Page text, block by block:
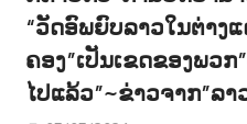
“ວັດອົພຍົບລາວໃນຕ່າງ
ຄອງ”ເປັນເຂດຂອງພວ
ໄປແລ້ວ”~ຂ່າວຈາກ”ລ